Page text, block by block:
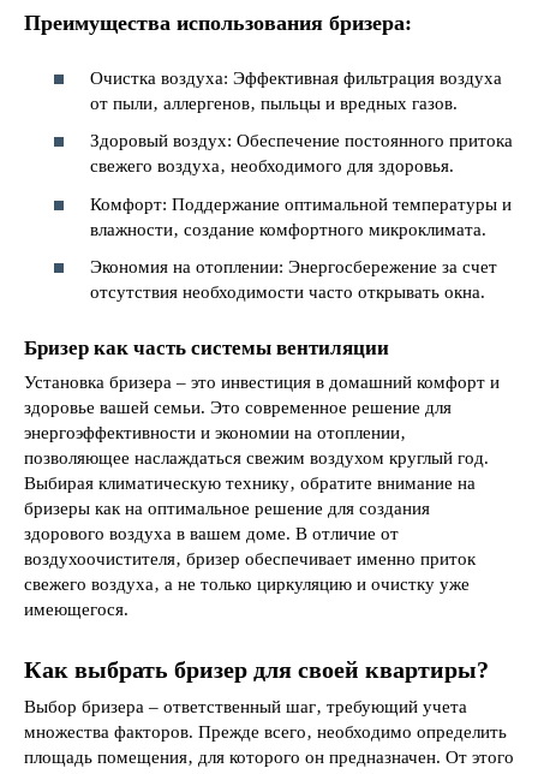
Преимущества использования бризера:
Очистка воздуха: Эффективная фильтрация воздуха
от пыли‚ аллергенов‚ пыльцы и вредных газов.
Здоровый воздух: Обеспечение постоянного притока
свежего воздуха‚ необходимого для здоровья.
Комфорт: Поддержание оптимальной температуры и
влажности‚ создание комфортного микроклимата.
Экономия на отоплении: Энергосбережение за счет
отсутствия необходимости часто открывать окна.
Бризер как часть системы вентиляции
Установка бризера – это инвестиция в домашний комфорт и
здоровье вашей семьи. Это современное решение для
энергоэффективности и экономии на отоплении‚
позволяющее наслаждаться свежим воздухом круглый год.
Выбирая климатическую технику‚ обратите внимание на
бризеры как на оптимальное решение для создания
здорового воздуха в вашем доме. В отличие от
воздухоочистителя‚ бризер обеспечивает именно приток
свежего воздуха‚ а не только циркуляцию и очистку уже
имеющегося.
Как выбрать бризер для своей квартиры?
Выбор бризера – ответственный шаг‚ требующий учета
множества факторов. Прежде всего‚ необходимо определить
площадь помещения‚ для которого он предназначен. От этого